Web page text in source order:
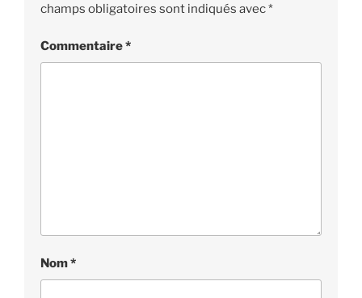
champs obligatoires sont indiqués avec*
Commentaire*
Nom*